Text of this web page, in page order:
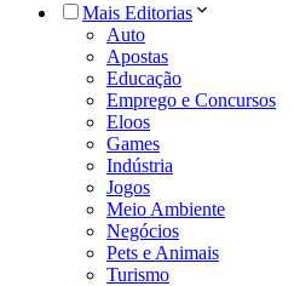
Mais Editorias
Auto
Apostas
Educação
Emprego e Concursos
Eloos
Games
Indústria
Jogos
Meio Ambiente
Negócios
Pets e Animais
Turismo